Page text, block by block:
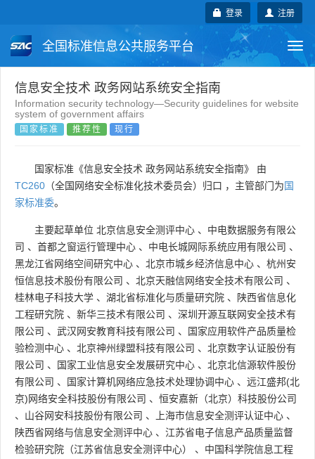
注册
登录
全国标准信息公共服务平台
国家标准 行业标准
团体标准 企业标准
信息安全技术 政务网站系统安全指南
Information security technology—Security guidelines for website
system of government affairs
国家标准 推荐性 现行
国家标准《信息安全技术 政务网站系统安全指南》 由
TC260 （全国网络安全标准化技术委员会）归口 ，主管部门为国
家标准委。
主要起草单位 北京信息安全测评中心 、 中电数据服务有限公
司 、 首都之窗运行管理中心 、 中电长城网际系统应用有限公司 、
黑龙江省网络空间研究中心 、 北京市城乡经济信息中心 、 杭州安
恒信息技术股份有限公司 、 北京天融信网络安全技术有限公司 、
桂林电子科技大学 、 湖北省标准化与质量研究院 、
陕西省信息化
工程研究院 、 新华三技术有限公司 、 深圳开源互联网安全技术有
限公司 、 武汉网安教育科技有限公司 、
国家应用软件产品质量检
验检测中心 、 北京神州绿盟科技有限公司 、 北京数字认证股份有
限公司 、 国家工业信息安全发展研究中心 、 北京北信源软件股份
有限公司 、 国家计算机网络应急技术处理协调中心 、 远江盛邦(北
京)网络安全科技股份有限公司 、 恒安嘉新（北京）科技股份公司
、 山谷网安科技股份有限公司 、 上海市信息安全测评认证中心 、
陕西省网络与信息安全测评中心 、 江苏省电子信息产品质量监督
检验研究院（江苏省信息安全测评中心）
、 中国科学院信息工程